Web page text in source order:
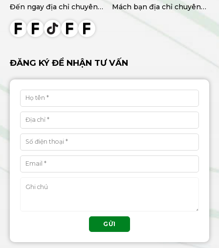
tốt
tín chuyên điêu khắc
tượng xi măng TPHCM
tượng xi măng chất lượng
Đến ngay địa chỉ chuyên
cung cấp tượng xi măng
chất lượng giá tốt
Mách bạn địa chỉ chuyên
ĐĂNG KÝ ĐỂ NHẬN TƯ VẤN
GỬI